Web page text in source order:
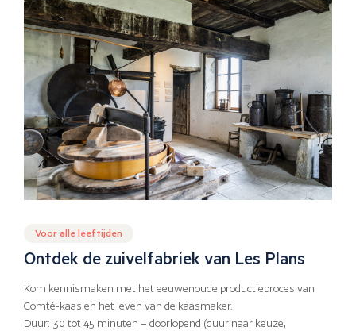
Voor alle leeftijden
Ontdek de zuivelfabriek van Les Plans
Kom kennismaken met het eeuwenoude productieproces van
Comté-kaas en het leven van de kaasmaker.
Duur: 30 tot 45 minuten – doorlopend (duur naar keuze,